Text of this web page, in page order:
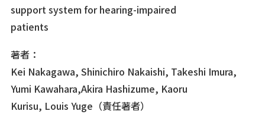
support system for hearing-impaired
patients
著者：
Kei Nakagawa, Shinichiro Nakaishi, Takeshi Imura,
Yumi Kawahara,Akira Hashizume, Kaoru
Kurisu, Louis Yuge（責任著者）